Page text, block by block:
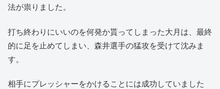
法が祟りました。
打ち終わりにいいのを何発か貰ってしまった大月は、最終
的に足を止めてしまい、森井選手の猛攻を受けて沈みま
す。
相手にプレッシャーをかけることには成功していました